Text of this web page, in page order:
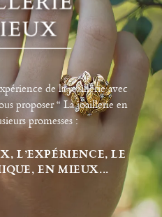
de la joaillerie avec
proposer “ La joaillerie en
promesses :
L’EXPÉRIENCE, LE
EN MIEUX...